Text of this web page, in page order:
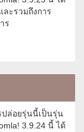
ะรวมถึงการ
ร
ปล่อยรุ่นนี้เป็นรุ่น
3.9.24 นี้ ได้